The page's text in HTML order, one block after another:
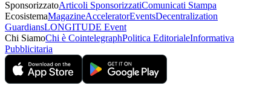
SponsorizzatoArticoli SponsorizzatiComunicati Stampa
EcosistemaMagazineAcceleratorEventsDecentralization
GuardiansLONGITUDE Event
Chi SiamoChi è CointelegraphPolitica EditorialeInformativa
Pubblicitaria